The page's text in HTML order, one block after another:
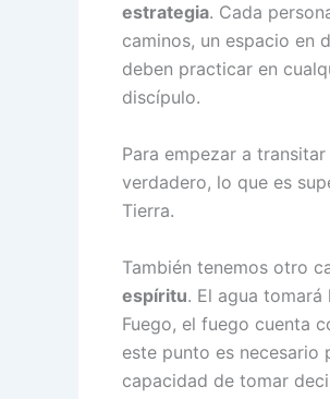
estrategia. Cada
caminos, un espacio en
deben practicar en
discípulo.
Para empezar a
verdadero, lo que es
Tierra.
También tenemos otro
espíritu. El agua
Fuego, el fuego cuenta
este punto es
capacidad de tomar